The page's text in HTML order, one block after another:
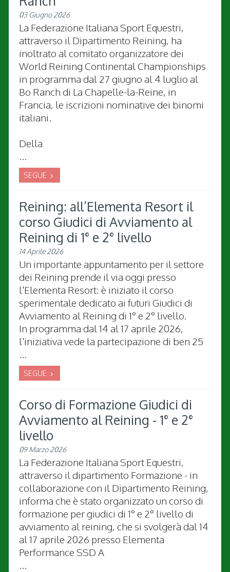
03 Giugno 2026
La Federazione Italiana Sport Equestri,
attraverso il Dipartimento Reining, ha
inoltrato al comitato organizzatore dei
World Reining Continental Championships
in programma dal 27 giugno al 4 luglio al
Bo Ranch di La Chapelle-la-Reine, in
Francia, le iscrizioni nominative dei binomi
italiani.
Della
...
SEGUE
Reining: all’Elementa Resort il
corso Giudici di Avviamento al
Reining di 1° e 2° livello
14 Aprile 2026
Un importante appuntamento per il settore
dei Reining prende il via oggi presso
l'Elementa Resort: è iniziato il corso
sperimentale dedicato ai futuri Giudici di
Avviamento al Reining di 1° e 2° livello.
In programma dal 14 al 17 aprile 2026,
l'iniziativa vede la partecipazione di ben 25
...
SEGUE
Corso di Formazione Giudici di
Avviamento al Reining - 1° e 2°
livello
09 Marzo 2026
La Federazione Italiana Sport Equestri,
attraverso il dipartimento Formazione - in
collaborazione con il Dipartimento Reining,
informa che è stato organizzato un corso di
formazione per giudici di 1° e 2° livello di
avviamento al reining, che si svolgerà dal 14
al 17 aprile 2026 presso Elementa
Performance SSD A
...